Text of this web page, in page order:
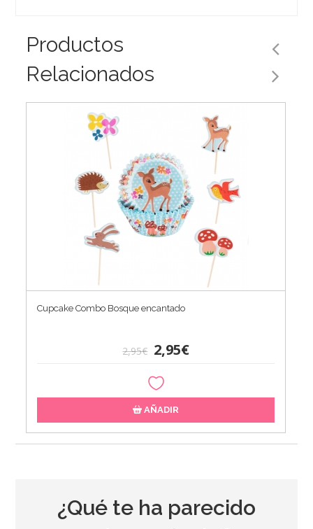
Productos
Relacionados
Cupcake Combo Bosque encantado
2,95€ 2,95€
AÑADIR
¿Qué te ha parecido